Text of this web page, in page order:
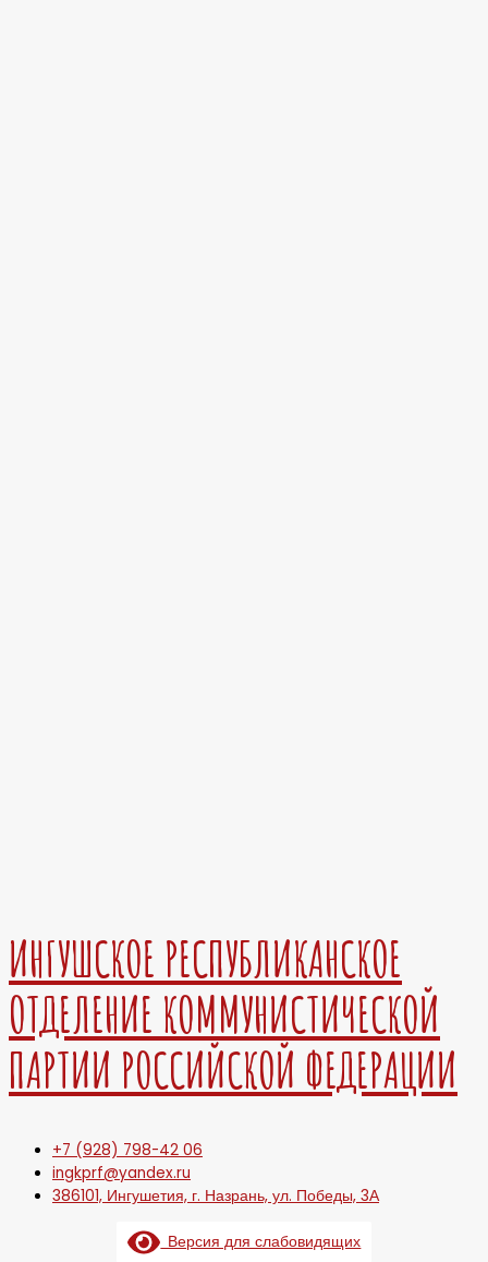
ИНГУШСКОЕ РЕСПУБЛИКАНСКОЕ
ОТДЕЛЕНИЕ КОММУНИСТИЧЕСКОЙ
ПАРТИИ РОССИЙСКОЙ ФЕДЕРАЦИИ
+7 (928) 798-42 06
ingkprf@yandex.ru
386101, Ингушетия, г. Назрань, ул. Победы, 3А
Версия для слабовидящих